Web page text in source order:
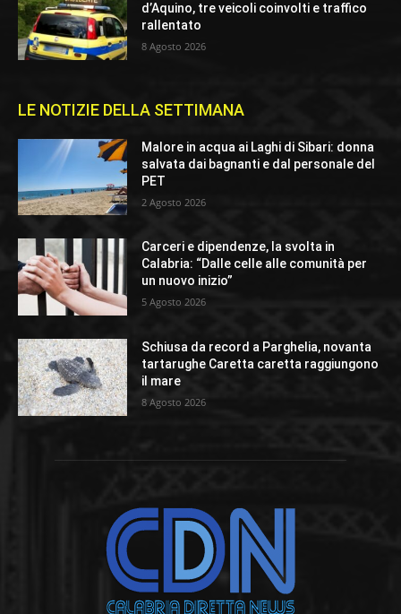
d’Aquino, tre veicoli coinvolti e traffico
rallentato
8 Agosto 2026
LE NOTIZIE DELLA SETTIMANA
Malore in acqua ai Laghi di Sibari: donna
salvata dai bagnanti e dal personale del
PET
2 Agosto 2026
Carceri e dipendenze, la svolta in
Calabria: “Dalle celle alle comunità per
un nuovo inizio”
5 Agosto 2026
Schiusa da record a Parghelia, novanta
tartarughe Caretta caretta raggiungono
il mare
8 Agosto 2026